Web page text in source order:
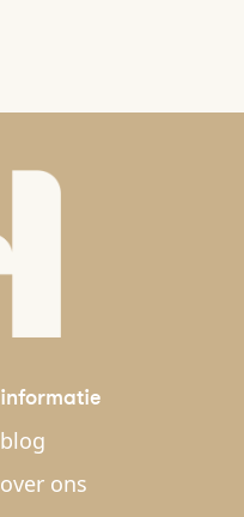
informatie
blog
over ons